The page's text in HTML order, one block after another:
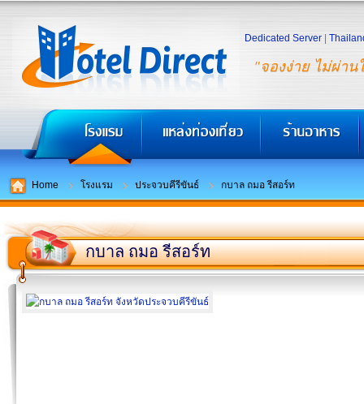
"จองง่าย ไม่ผ่าน
Dedicated Server
Home โรงแรม ประจวบคีรีขันธ์ กบาล ถมอ รีสอร์ท
กบาล ถมอ รีสอร์ท